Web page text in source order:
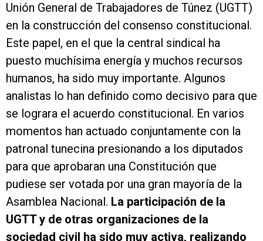
Unión General de Trabajadores de Túnez (UGTT)
en la construcción del consenso constitucional.
Este papel, en el que la central sindical ha
puesto muchísima energía y muchos recursos
humanos, ha sido muy importante. Algunos
analistas lo han definido como decisivo para que
se lograra el acuerdo constitucional. En varios
momentos han actuado conjuntamente con la
patronal tunecina presionando a los diputados
para que aprobaran una Constitución que
pudiese ser votada por una gran mayoría de la
Asamblea Nacional. La participación de la
UGTT y de otras organizaciones de la
sociedad civil ha sido muy activa, realizando